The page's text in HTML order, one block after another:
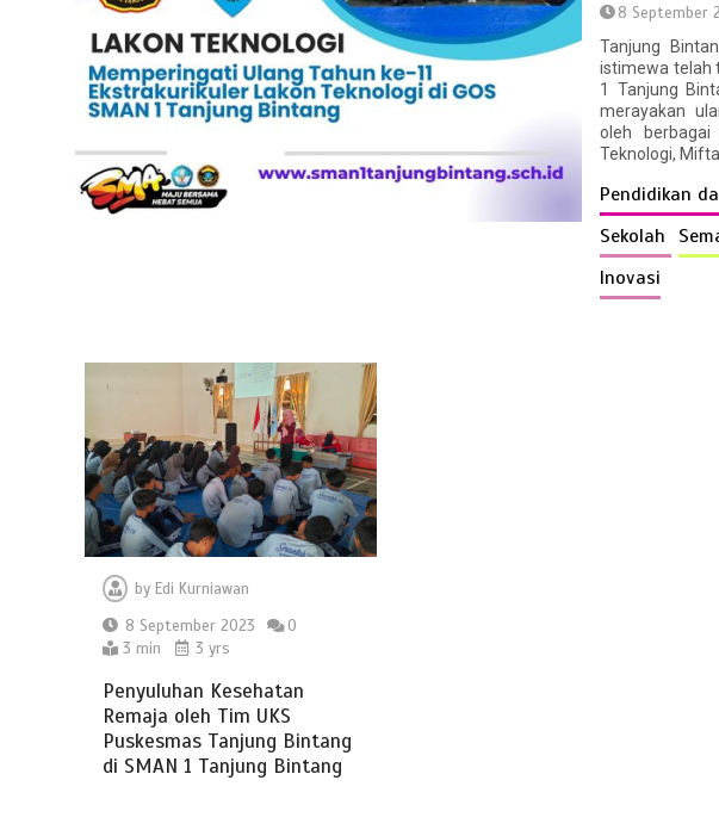
8 September
Tanjung
istimewa telah
1 Tanjung
merayakan
oleh
Teknologi,
Pendidikan
Sekolah
Inovasi
by Edi Kurniawan
8 September 2023
0
3 min
3 yrs
Penyuluhan Kesehatan
Remaja oleh Tim UKS
Puskesmas Tanjung Bintang
di SMAN 1 Tanjung Bintang